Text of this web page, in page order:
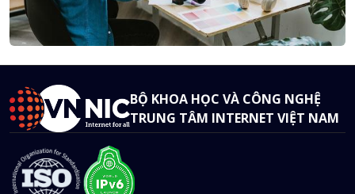
BỘ KHOA HỌC VÀ CÔNG NGHỆ
TRUNG TÂM INTERNET VIỆT NAM